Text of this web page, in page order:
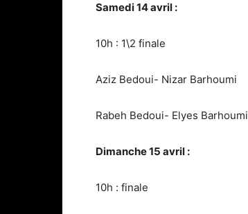
Samedi 14 avril :
10h : 1\2 finale
Aziz Bedoui- Nizar Barhoumi
Rabeh Bedoui- Elyes Barhoumi
Dimanche 15 avril :
10h : finale